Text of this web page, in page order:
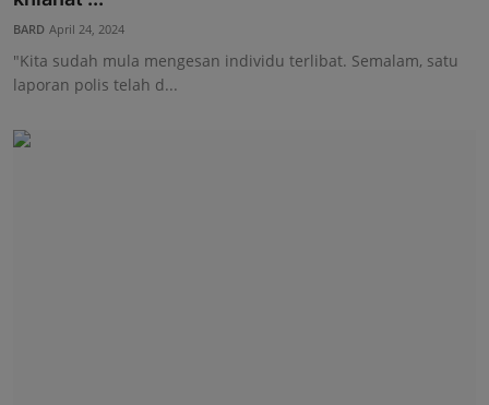
BARD April 24, 2024
"Kita sudah mula mengesan individu terlibat. Semalam, satu
laporan polis telah d...